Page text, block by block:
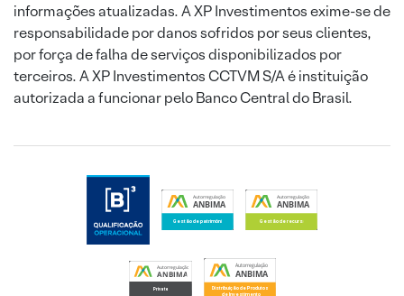
informações atualizadas. A XP Investimentos exime-se de
responsabilidade por danos sofridos por seus clientes,
por força de falha de serviços disponibilizados por
terceiros. A XP Investimentos CCTVM S/A é instituição
autorizada a funcionar pelo Banco Central do Brasil.